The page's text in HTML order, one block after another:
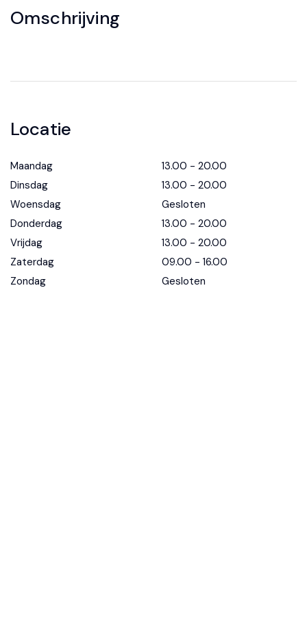
Omschrijving
Locatie
Maandag
Dinsdag
Woensdag
Donderdag
Vrijdag
Zaterdag
Zondag
13.00 - 20.00
13.00 - 20.00
Gesloten
13.00 - 20.00
13.00 - 20.00
09.00 - 16.00
Gesloten